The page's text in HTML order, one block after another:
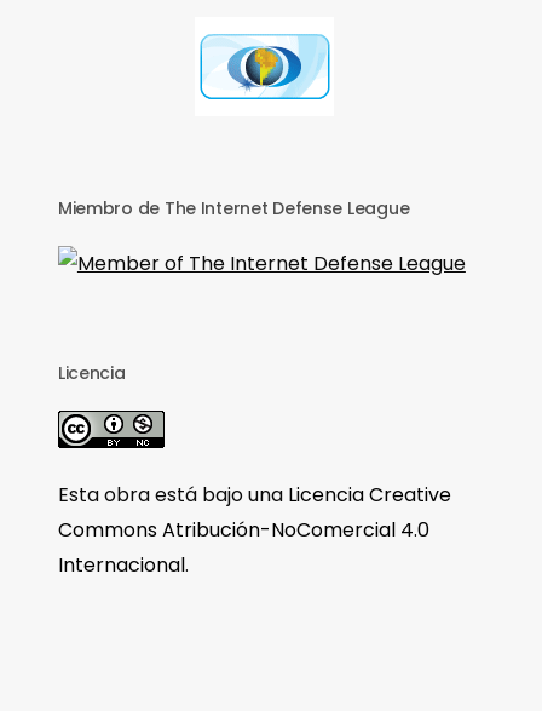
Miembro de The Internet Defense League
Licencia
Esta obra está bajo una Licencia Creative
Commons Atribución-NoComercial 4.0
Internacional.